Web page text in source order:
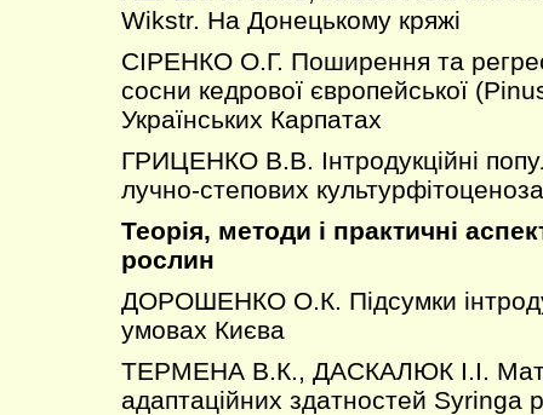
Wikstr. На Донецькому кряжі
СІРЕНКО О.Г. Поширення та
сосни кедрової європейської
Українських Карпатах
ГРИЦЕНКО В.В. Інтродукційні
лучно-степових
Теорія, методи і практичні
рослин
ДОРОШЕНКО О.К. Підсумки
умовах Києва
ТЕРМЕНА В.К., ДАСКАЛЮК І.І.
адаптаційних здатностей Syringa